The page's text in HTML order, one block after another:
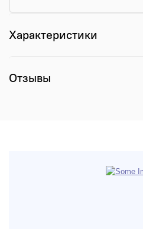
Характеристики
Отзывы